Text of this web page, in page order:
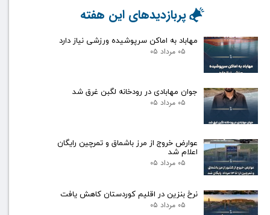
مهاباد به اماکن سرپوشیده ورزشی نیاز دارد
۰۵ مرداد ۰۵
جوان مهابادی در رودخانه لگبن غرق شد
۰۵ مرداد ۰۵
عوارض خروج از مرز باشماق و تمرچین رایگان
اعلام شد
۰۵ مرداد ۰۵
نرخ بنزین در اقلیم کوردستان کاهش یافت
۰۵ مرداد ۰۵
پربازدیدهای این هفته